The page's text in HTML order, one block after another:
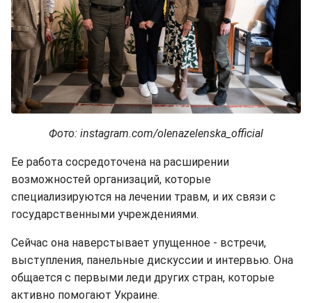
Фото: instagram.com/olenazelenska_official
Ее работа сосредоточена на расширении
возможностей организаций, которые
специализируются на лечении травм, и их связи с
государственными учреждениями.
Сейчас она наверстывает упущенное - встречи,
выступления, панельные дискуссии и интервью. Она
общается с первыми леди других стран, которые
активно помогают Украине.